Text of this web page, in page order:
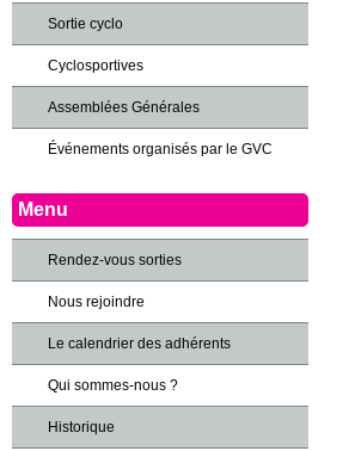
Sortie cyclo
Cyclosportives
Assemblées Générales
Événements organisés par le GVC
Menu
Rendez-vous sorties
Nous rejoindre
Le calendrier des adhérents
Qui sommes-nous ?
Historique